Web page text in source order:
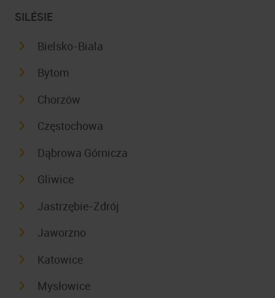
SILÉSIE
Bielsko-Biala
Bytom
Chorzów
Częstochowa
Dąbrowa Górnicza
Gliwice
Jastrzębie-Zdrój
Jaworzno
Katowice
Mysłowice